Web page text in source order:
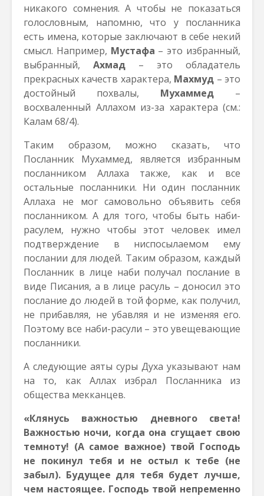
никакого сомнения. А чтобы не показаться
голословным, напомню, что у посланника
есть имена, которые заключают в себе некий
смысл. Например, Мустафа – это избранный,
выбранный, Ахмад – это обладатель
прекрасных качеств характера, Махмуд – это
достойный похвалы, Мухаммед –
восхваленный Аллахом из-за характера (см.:
Калам 68/4).
Таким образом, можно сказать, что
Посланник Мухаммед, является избранным
посланником Аллаха также, как и все
остальные посланники. Ни один посланник
Аллаха не мог самовольно объявить себя
посланником. А для того, чтобы быть наби-
расулем, нужно чтобы этот человек имел
подтверждение в ниспосылаемом ему
послании для людей. Таким образом, каждый
Посланник в лице наби получал послание в
виде Писания, а в лице расуль – доносил это
послание до людей в той форме, как получил,
не прибавляя, не убавляя и не изменяя его.
Поэтому все наби-расули – это увещевающие
посланники.
А следующие аяты суры Духа указывают нам
на то, как Аллах избрал Посланника из
общества мекканцев.
«Клянусь важностью дневного света!
Важностью ночи, когда она сгущает свою
темноту! (А самое важное) твой Господь
не покинул тебя и не остыл к тебе (не
забыл). Будущее для тебя будет лучше,
чем настоящее. Господь твой непременно